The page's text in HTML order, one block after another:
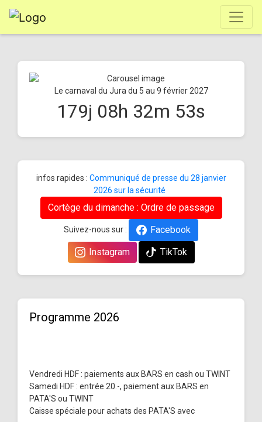
Le carnaval du Jura du 5 au 9 février 2027
179j 08h 32m 52s
infos rapides : Communiqué de presse du 28 janvier
2026 sur la sécurité
Cortège du dimanche : Ordre de passage
Suivez-nous sur :
Facebook
Instagram
TikTok
Programme 2026
Vendredi HDF : paiements aux BARS en cash ou TWINT
Samedi HDF : entrée 20.-, paiement aux BARS en
PATA'S ou TWINT
Caisse spéciale pour achats des PATA'S avec